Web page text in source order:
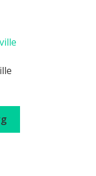
varianter.
olika
kan
på